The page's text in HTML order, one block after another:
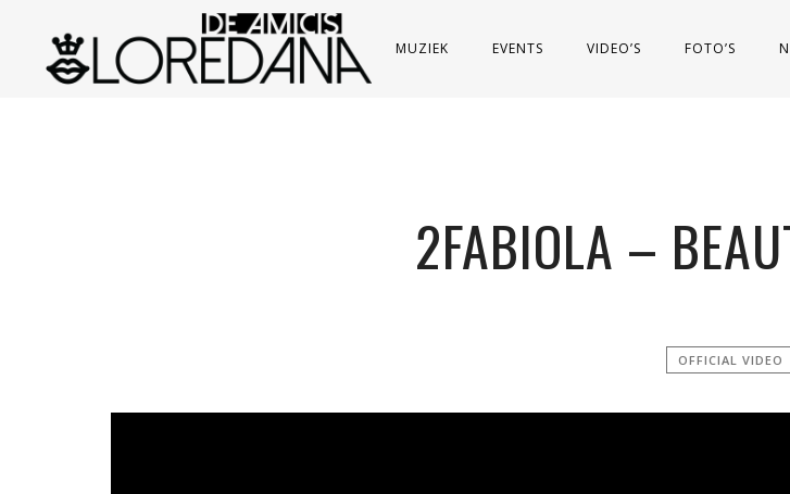
MUZIEK EVENTS VIDEO’S FOTO’S
2FABIOLA –
OFFICIAL VIDEO